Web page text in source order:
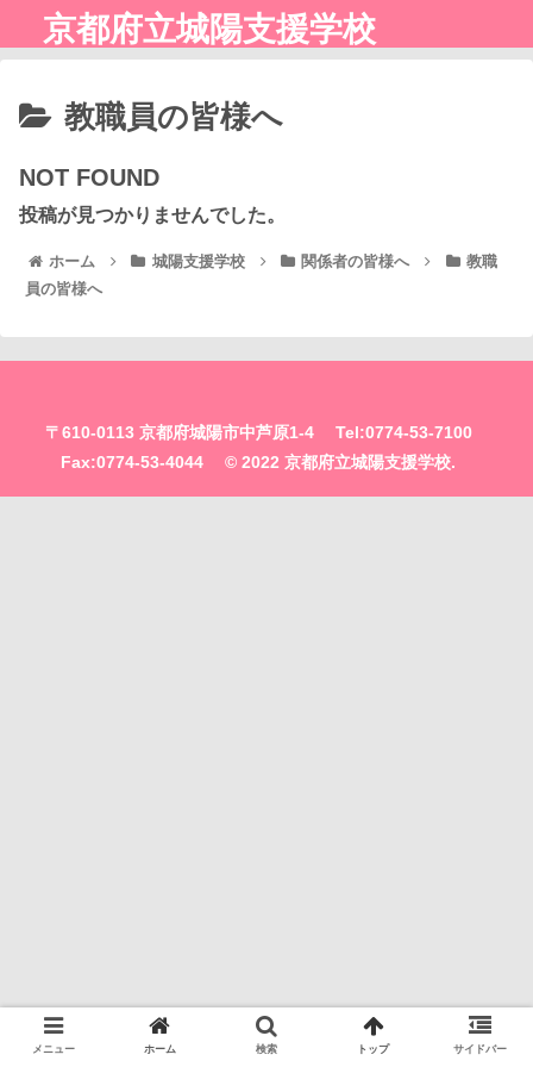
京都府立城陽支援学校
教職員の皆様へ
NOT FOUND
投稿が見つかりませんでした。
ホーム 城陽支援学校 関係者の皆様へ
教職
員の皆様へ
〒610-0113 京都府城陽市中芦原1-4 Tel:0774-53-7100
Fax:0774-53-4044 © 2022 京都府立城陽支援学校.
メニュー ホーム 検索 トップ サイドバー